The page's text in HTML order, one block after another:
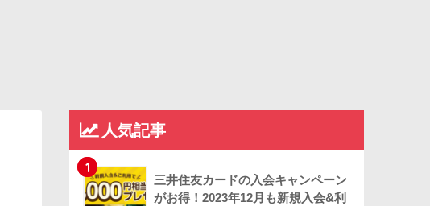
人気記事
1
三井住友カードの入会キャンペーン
がお得！2023年12月も新規入会&利